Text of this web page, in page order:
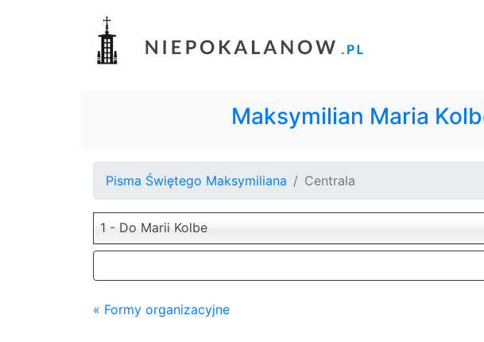
Maksymilian Maria
Pisma Świętego Maksymiliana Centrala
1 - Do Marii Kolbe
« Formy organizacyjne